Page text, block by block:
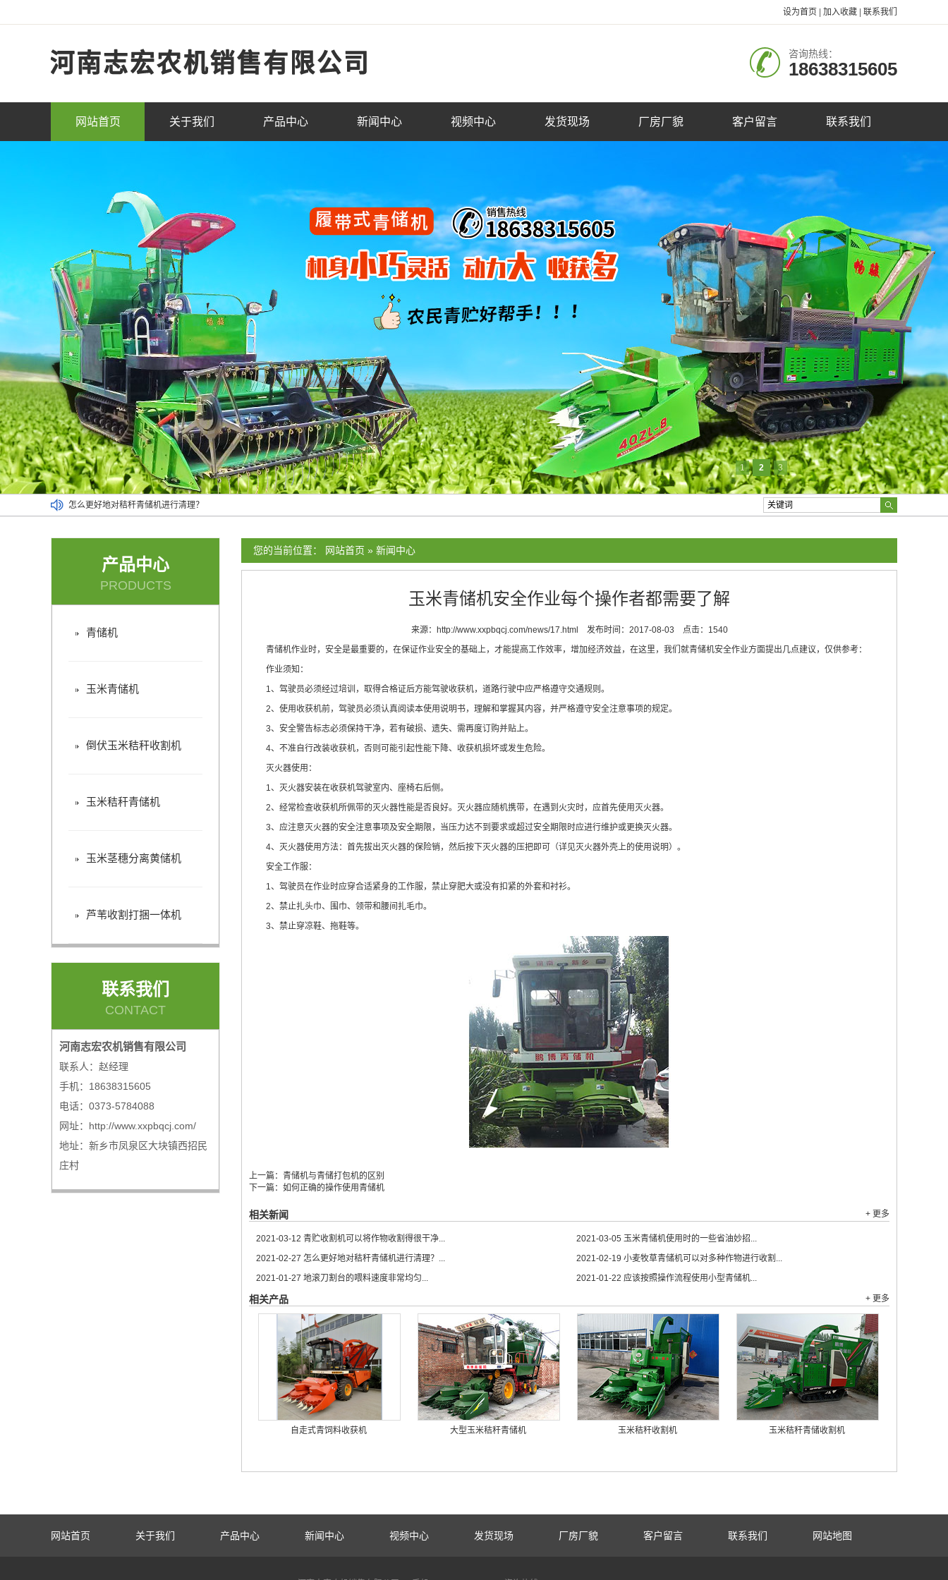
设为首页 加入收藏 联系我们
咨询热线：
18638315605
网站首页 关于我们 产品中心 新闻中心 视频中心 发货现场 厂房厂貌 客户留言 联系我们
1 2 3
小麦牧草青储机可以对多种作物进行收割
青贮收割机可以将作物收割得很干净
玉米青储机使用时的一些省油妙招
您的当前位置： 网站首页 » 新闻中心
玉米青储机安全作业每个操作者都需要了解
来源： http://www.xxpbqcj.com/news/17.html 发布时间：2017-08-03
点击：1540
青储机作业时，安全是最重要的，在保证作业安全的基础上，才能提高工作效率，增加经济效益，在这里，我们就青储机安全作业方面提出几点建议，仅供参考：
作业须知：
1、驾驶员必须经过培训，取得合格证后方能驾驶收获机，道路行驶中应严格遵守交通规则。
2、使用收获机前，驾驶员必须认真阅读本使用说明书，理解和掌握其内容，并严格遵守安全注意事项的规定。
3、安全警告标志必须保持干净，若有破损、遗失、需再度订购并贴上。
4、不准自行改装收获机，否则可能引起性能下降、收获机损坏或发生危险。
灭火器使用：
1、灭火器安装在收获机驾驶室内、座椅右后侧。
2、经常检查收获机所佩带的灭火器性能是否良好。灭火器应随机携带，在遇到火灾时，应首先使用灭火器。
3、应注意灭火器的安全注意事项及安全期限，当压力达不到要求或超过安全期限时应进行维护或更换灭火器。
4、灭火器使用方法：首先拔出灭火器的保险销，然后按下灭火器的压把即可（详见灭火器外壳上的使用说明）。
安全工作服：
1、驾驶员在作业时应穿合适紧身的工作服，禁止穿肥大或没有扣紧的外套和衬衫。
2、禁止扎头巾、围巾、领带和腰间扎毛巾。
3、禁止穿凉鞋、拖鞋等。
上一篇： 青储机与青储打包机的区别
下一篇： 如何正确的操作使用青储机
相关新闻 + 更多
2021-03-12 青贮收割机可以将作物收割得很干净... 2021-03-05 玉米青储机使用时的一些省油妙招...
2021-02-27 怎么更好地对秸秆青储机进行清理？... 2021-02-19 小麦牧草青储机可以对多种作物进行收割...
2021-01-27 地滚刀割台的喂料速度非常均匀... 2021-01-22 应该按照操作流程使用小型青储机...
相关产品 + 更多
自走式青饲料收获机 大型玉米秸秆青储机 玉米秸秆收割机 玉米秸秆青储收割机
产品中心
PRODUCTS
青储机
玉米青储机
倒伏玉米秸秆收割机
玉米秸秆青储机
玉米茎穗分离黄储机
芦苇收割打捆一体机
联系我们
CONTACT
河南志宏农机销售有限公司
联系人：赵经理
手机：18638315605
电话：0373-5784088
网址：http://www.xxpbqcj.com/
地址：新乡市凤泉区大块镇西招民
庄村
网站首页 关于我们 产品中心 新闻中心 视频中心 发货现场 厂房厂貌 客户留言 联系我们 网站地图